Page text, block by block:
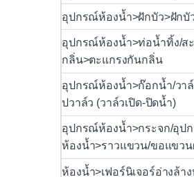
อุปกรณ์ห้องน้ำ>ฝักบัว>ฝักบั
อุปกรณ์ห้องน้ำ>ท่อน้ำทิ้ง/ส
กลิ่น>ตะแกรงกันกลิ่น
อุปกรณ์ห้องน้ำ>ก๊อกน้ำ/วา
ปวาล์ว (วาล์วเปิด-ปิดน้ำ)
อุปกรณ์ห้องน้ำ>กระจก/อุป
ห้องน้ำ>ราวแขวน/ขอแขวน
ห้องน้ำ>เฟอร์นิเจอร์อ่างล้า